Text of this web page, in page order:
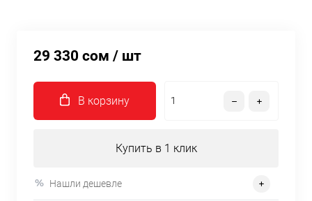
29 330 сом / шт
В корзину
Купить в 1 клик
Нашли дешевле